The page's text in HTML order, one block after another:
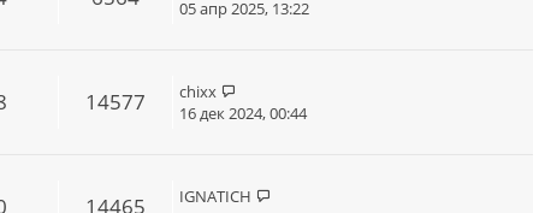
05 апр 2025, 13:22
14577
chixx
16 дек 2024, 00:44
14465
IGNATICH